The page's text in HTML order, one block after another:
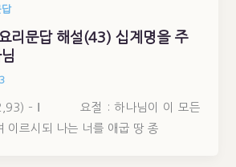
답
리문답 해설(43) 십계명을 주
– Ⅰ 요절 : 하나님이 이 모든
이르시되 나는 너를 애굽 땅 종